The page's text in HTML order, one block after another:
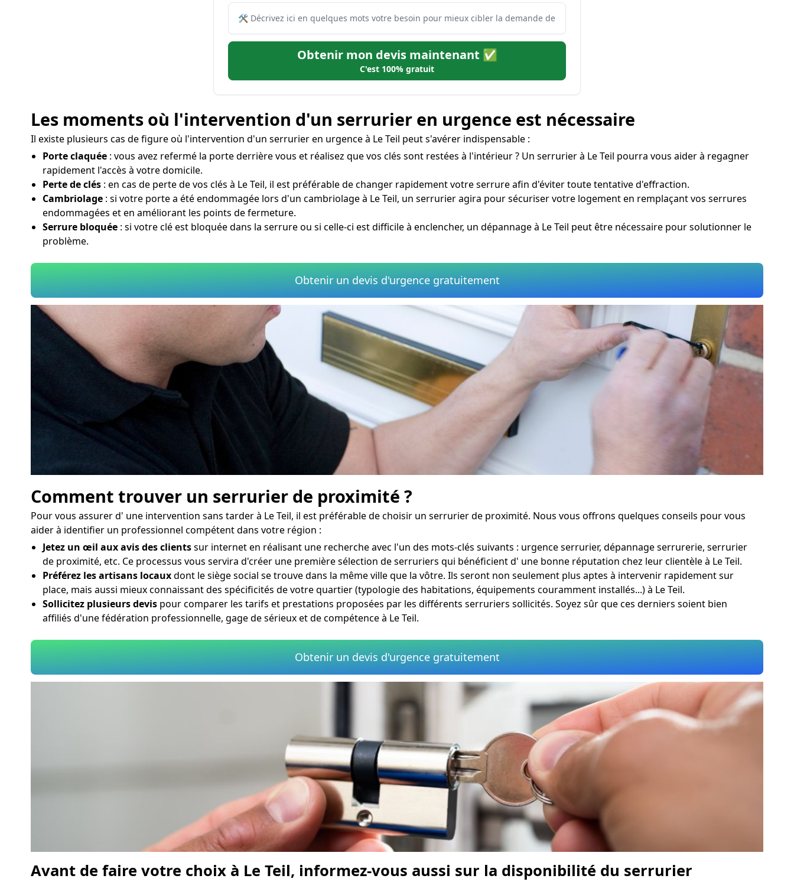
Obtenir mon devis maintenant ✅
C'est 100% gratuit
Les moments où l'intervention d'un serrurier en urgence est nécessaire
Il existe plusieurs cas de figure où l'intervention d'un serrurier en urgence à Le Teil peut s'avérer indispensable :
Porte claquée : vous avez refermé la porte derrière vous et réalisez que vos clés sont restées à l'intérieur ? Un serrurier à Le Teil pourra vous aider à regagner
rapidement l'accès à votre domicile.
Perte de clés : en cas de perte de vos clés à Le Teil, il est préférable de changer rapidement votre serrure afin d'éviter toute tentative d'effraction.
Cambriolage : si votre porte a été endommagée lors d'un cambriolage à Le Teil, un serrurier agira pour sécuriser votre logement en remplaçant vos serrures
endommagées et en améliorant les points de fermeture.
Serrure bloquée : si votre clé est bloquée dans la serrure ou si celle-ci est difficile à enclencher, un dépannage à Le Teil peut être nécessaire pour solutionner le
problème.
Obtenir un devis d'urgence gratuitement
Comment trouver un serrurier de proximité ?
Pour vous assurer d' une intervention sans tarder à Le Teil, il est préférable de choisir un serrurier de proximité. Nous vous offrons quelques conseils pour vous
aider à identifier un professionnel compétent dans votre région :
Jetez un œil aux avis des clientssur internet en réalisant une recherche avec l'un des mots-clés suivants : urgence serrurier, dépannage serrurerie, serrurier
de proximité, etc. Ce processus vous servira d'créer une première sélection de serruriers qui bénéficient d' une bonne réputation chez leur clientèle à Le Teil.
Préférez les artisans locauxdont le siège social se trouve dans la même ville que la vôtre. Ils seront non seulement plus aptes à intervenir rapidement sur
place, mais aussi mieux connaissant des spécificités de votre quartier (typologie des habitations, équipements couramment installés...) à Le Teil.
Sollicitez plusieurs devis pour comparer les tarifs et prestations proposées par les différents serruriers sollicités. Soyez sûr que ces derniers soient bien
affiliés d'une fédération professionnelle, gage de sérieux et de compétence à Le Teil.
Obtenir un devis d'urgence gratuitement
Avant de faire votre choix à Le Teil, informez-vous aussi sur la disponibilité du serrurier